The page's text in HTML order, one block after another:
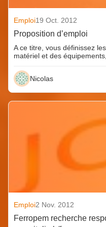
Emploi19 Oct. 2012
Proposition d’emploi
A ce titre, vous définissez
matériel et des
Nicolas
Emploi2 Nov. 2012
Ferropem recherche